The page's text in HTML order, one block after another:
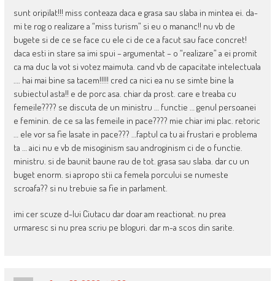
sunt oripilat!!! miss conteaza daca e grasa sau slaba in mintea ei. da-
mi te rog o realizare a “miss turism” si eu o mananc!! nu vb de
bugete si de ce se face cu ele ci de ce a facut sau face concret!
daca esti in stare sa imi spui – argumentat – o “realizare” a ei promit
ca ma duc la vot si votez maimuta. cand vb de capacitate intelectuala
…. hai mai bine sa tacem!!!!! cred ca nici ea nu se simte bine la
subiectul asta!! e de porc asa. chiar da prost. care e treaba cu
femeile???? se discuta de un ministru … functie … genul persoanei
e feminin. de ce sa las femeile in pace???? mie chiar imi plac. retoric
… ele vor sa fie lasate in pace??? …faptul ca tu ai frustari e problema
ta … aici nu e vb de misoginism sau androginism ci de o functie.
ministru. si de baunit baune rau de tot. grasa sau slaba. dar cu un
buget enorm. si apropo stii ca femela porcului se numeste
scroafa?? si nu trebuie sa fie in parlament.
imi cer scuze d-lui Ciutacu dar doar am reactionat. nu prea
urmaresc si nu prea scriu pe bloguri. dar m-a scos din sarite.